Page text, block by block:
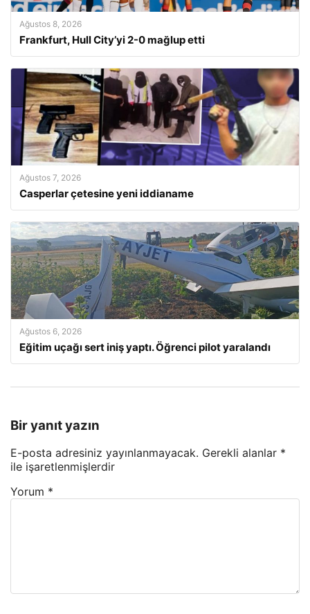
Ağustos 8, 2026
Frankfurt, Hull City’yi 2-0 mağlup etti
Ağustos 7, 2026
Casperlar çetesine yeni iddianame
Ağustos 6, 2026
Eğitim uçağı sert iniş yaptı. Öğrenci pilot yaralandı
Bir yanıt yazın
E-posta adresiniz yayınlanmayacak. Gerekli alanlar *
ile işaretlenmişlerdir
Yorum *